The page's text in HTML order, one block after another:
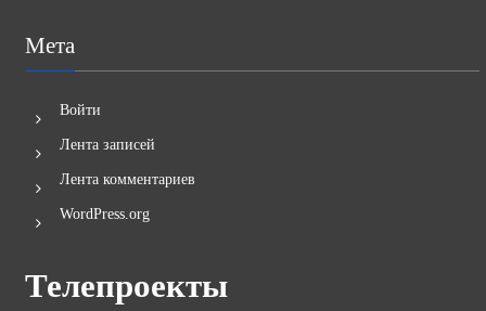
Мета
Войти
Лента записей
Лента комментариев
WordPress.org
Телепроекты